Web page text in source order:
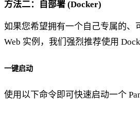
方法二：自部署 (Docker)
如果您希望拥有一个自己专属的、
Web 实例，我们强烈推荐使用
一键启动
使用以下命令即可快速启动一个